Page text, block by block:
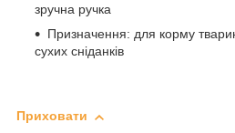
зручна ручка
Призначення: для корму
сухих сніданків
Приховати